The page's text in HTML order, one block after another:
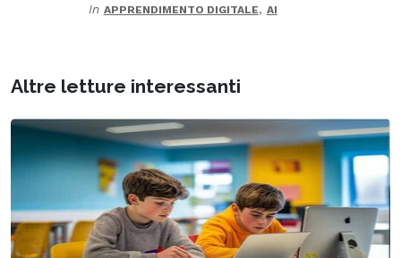
In APPRENDIMENTO DIGITALE, AI
Altre letture interessanti